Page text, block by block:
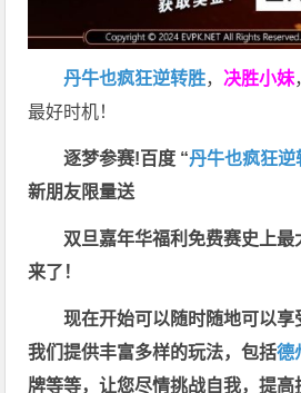
丹牛也疯狂逆转胜， 决胜小妹
最好时机！
逐梦参赛!百度 “丹牛也疯狂逆
新朋友限量送
双旦嘉年华福利免费赛史上最
来了！
现在开始可以随时随地可以享
我们提供丰富多样的玩法，包括德
牌等等，让您尽情挑战自我，提高